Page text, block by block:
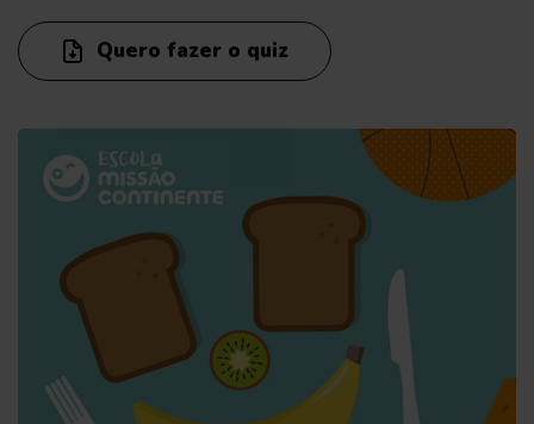
Quero fazer o quiz